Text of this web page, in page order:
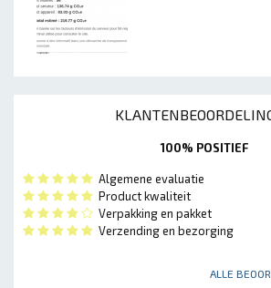
100% POSITIEF
Algemene evaluatie
Product kwaliteit
Verpakking en pakket
Verzending en bezorging
ALLE